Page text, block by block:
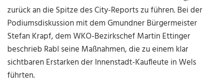
zurück an die Spitze des City-Reports zu führen. Bei der
Podiumsdiskussion mit dem Gmundner Bürgermeister
Stefan Krapf, dem WKO-Bezirkschef Martin Ettinger
beschrieb Rabl seine Maßnahmen, die zu einem klar
sichtbaren Erstarken der Innenstadt-Kaufleute in Wels
führten.